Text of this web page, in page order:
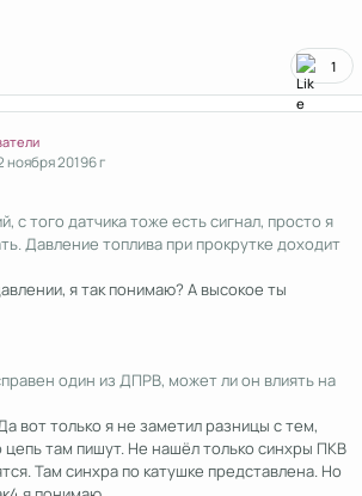
1
ноября 20196 г
с того датчика тоже есть сигнал, просто я
Давление топлива при прокрутке доходит
я так понимаю? А высокое ты
один из ДПРВ, может ли он влиять на
вот только я не заметил разницы с тем,
цепь там пишут. Не нашёл только синхры ПКВ
Там синхра по катушке представлена. Но